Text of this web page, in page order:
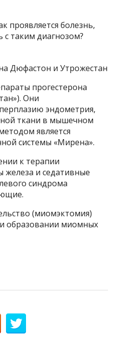
Дюфастон и Утрожестан
прогестерона
Они
эндометрия,
ткани в мышечном
является
системы «Мирена».
к терапии
железа и седативные
синдрома
(миомэктомия)
образовании миомных